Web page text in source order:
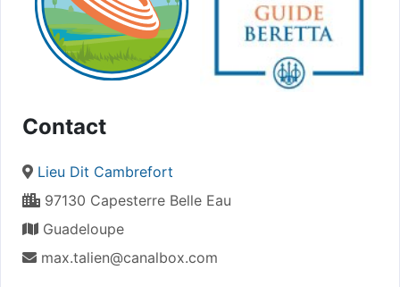
Contact
Lieu Dit Cambrefort
97130 Capesterre Belle Eau
Guadeloupe
max.talien@canalbox.com